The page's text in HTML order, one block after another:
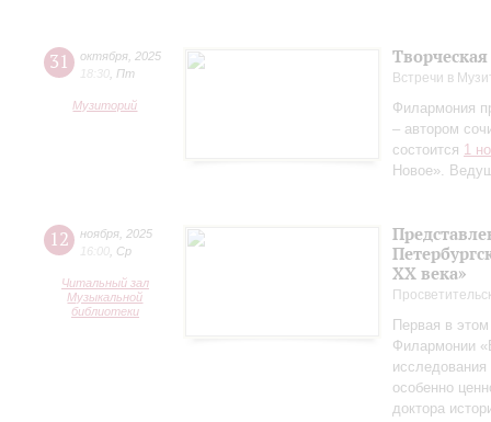
31 октября 2025
18:30 Пт
Музиторий
Встречи в
Филармония
– автором
состоится 1
Новое».
12 ноября 2025
16:00 Ср
Читальный зал
Музыкальной
библиотеки
ХХ века»
Первая в
Филармонии
особенно
доктора